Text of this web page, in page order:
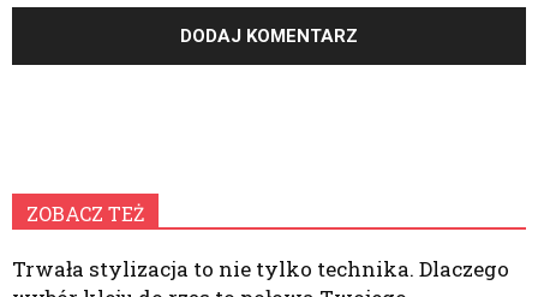
ZOBACZ TEŻ
Trwała stylizacja to nie tylko technika. Dlaczego